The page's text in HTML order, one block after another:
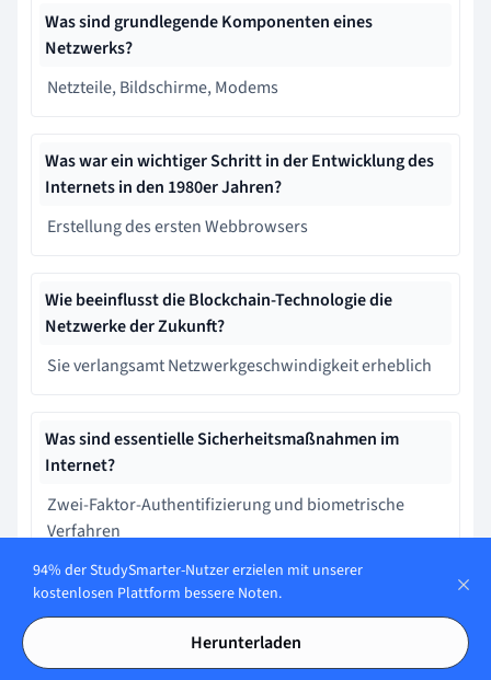
Was sind grundlegende Komponenten eines
Netzwerks?
Netzteile, Bildschirme, Modems
Was war ein wichtiger Schritt in der Entwicklung des
Internets in den 1980er Jahren?
Erstellung des ersten Webbrowsers
Wie beeinflusst die Blockchain-Technologie die
Netzwerke der Zukunft?
Sie verlangsamt Netzwerkgeschwindigkeit erheblich
Was sind essentielle Sicherheitsmaßnahmen im
Internet?
Zwei-Faktor-Authentifizierung und biometrische
Verfahren
Lerne schneller mit den 12
Karteikarten zu
94% der StudySmarter-Nutzer erzielen mit unserer
kostenlosen Plattform bessere Noten.
Herunterladen